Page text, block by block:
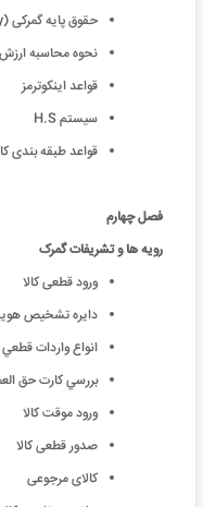
حقوق پایه گمرکی (Base customs duty)
نحوه محاسبه
قواعد اینکوترمز
سیستم H.S
قواعد طبقه بندی
فصل چهارم
رویه ها و تشریفات گمرک
ورود قطعی کالا
دايره تشخيص
انواع واردات قطعي
بررسي کارت حق
ورود موقت کالا
صدور قطعی کالا
کالای مرجوعی